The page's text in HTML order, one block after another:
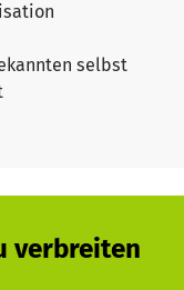
selbst
verbreiten